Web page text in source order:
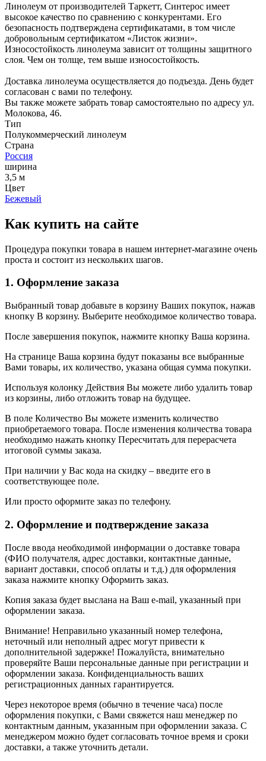
Линолеум от производителей Таркетт, Синтерос имеет
высокое качество по сравнению с конкурентами. Его
безопасность подтверждена сертификатами, в том числе
добровольным сертификатом «Листок жизни».
Износостойкость линолеума зависит от толщины защитного
слоя. Чем он толще, тем выше износостойкость.
Доставка линолеума осуществляется до подъезда. День будет
согласован с вами по телефону.
Вы также можете забрать товар самостоятельно по адресу ул.
Молокова, 46.
Тип
Полукоммерческий линолеум
Страна
Россия
ширина
3,5 м
Цвет
Бежевый
Как купить на сайте
Процедура покупки товара в нашем интернет-магазине очень
проста и состоит из нескольких шагов.
1. Оформление заказа
Выбранный товар добавьте в корзину Ваших покупок, нажав
кнопку В корзину. Выберите необходимое количество товара.
После завершения покупок, нажмите кнопку Ваша корзина.
На странице Ваша корзина будут показаны все выбранные
Вами товары, их количество, указана общая сумма покупки.
Используя колонку Действия Вы можете либо удалить товар
из корзины, либо отложить товар на будущее.
В поле Количество Вы можете изменить количество
приобретаемого товара. После изменения количества товара
необходимо нажать кнопку Пересчитать для перерасчета
итоговой суммы заказа.
При наличии у Вас кода на скидку – введите его в
соответствующее поле.
Или просто оформите заказ по телефону.
2. Оформление и подтверждение заказа
После ввода необходимой информации о доставке товара
(ФИО получателя, адрес доставки, контактные данные,
вариант доставки, способ оплаты и т.д.) для оформления
заказа нажмите кнопку Оформить заказ.
Копия заказа будет выслана на Ваш e-mail, указанный при
оформлении заказа.
Внимание! Неправильно указанный номер телефона,
неточный или неполный адрес могут привести к
дополнительной задержке! Пожалуйста, внимательно
проверяйте Ваши персональные данные при регистрации и
оформлении заказа. Конфиденциальность ваших
регистрационных данных гарантируется.
Через некоторое время (обычно в течение часа) после
оформления покупки, с Вами свяжется наш менеджер по
контактным данным, указанным при оформлении заказа. С
менеджером можно будет согласовать точное время и сроки
доставки, а также уточнить детали.